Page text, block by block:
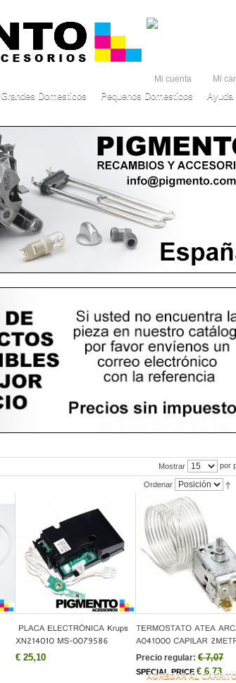
Mi cuenta Mi
Grandes Domesticos Pequenos Domesticos Ayuda
Mostrar por
Ordenar
€ 25,10 Precio regular: € 7,07
SPECIAL PRICE € 6,73
AGREGAR AL CARRITO